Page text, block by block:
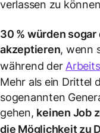
verlassen zu
30 % würden
akzeptieren, wenn
während der
Mehr als ein Drittel
sogenannten
gehen, keinen Job
die Möglichkeit zu